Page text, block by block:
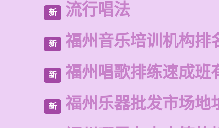
新 流行唱法
新 福州音乐培训机构排
新 福州唱歌排练速成班
新 福州乐器批发市场地